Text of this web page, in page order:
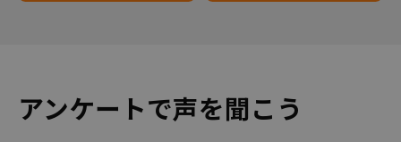
アンケートで声を聞こう